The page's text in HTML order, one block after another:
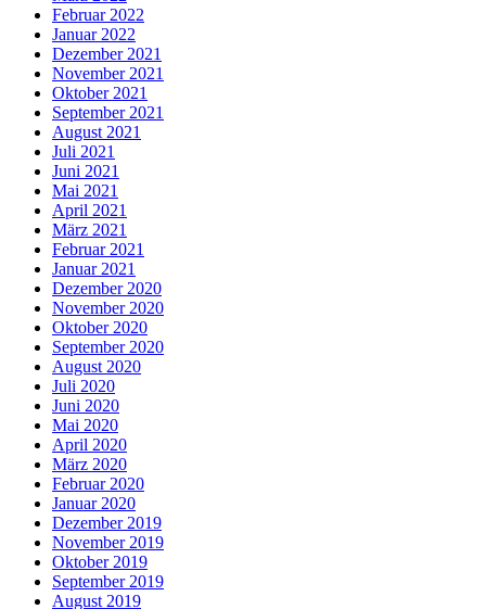
Februar 2022
Januar 2022
Dezember 2021
November 2021
Oktober 2021
September 2021
August 2021
Juli 2021
Juni 2021
Mai 2021
April 2021
März 2021
Februar 2021
Januar 2021
Dezember 2020
November 2020
Oktober 2020
September 2020
August 2020
Juli 2020
Juni 2020
Mai 2020
April 2020
März 2020
Februar 2020
Januar 2020
Dezember 2019
November 2019
Oktober 2019
September 2019
August 2019